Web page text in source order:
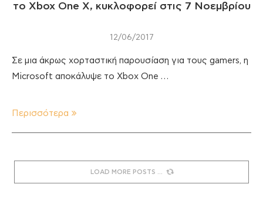
το Xbox One X, κυκλοφορεί στις 7 Νοεμβρίου
12/06/2017
Σε μια άκρως χορταστική παρουσίαση για τους gamers, η
Microsoft αποκάλυψε το Xbox One …
Περισσότερα
LOAD MORE POSTS